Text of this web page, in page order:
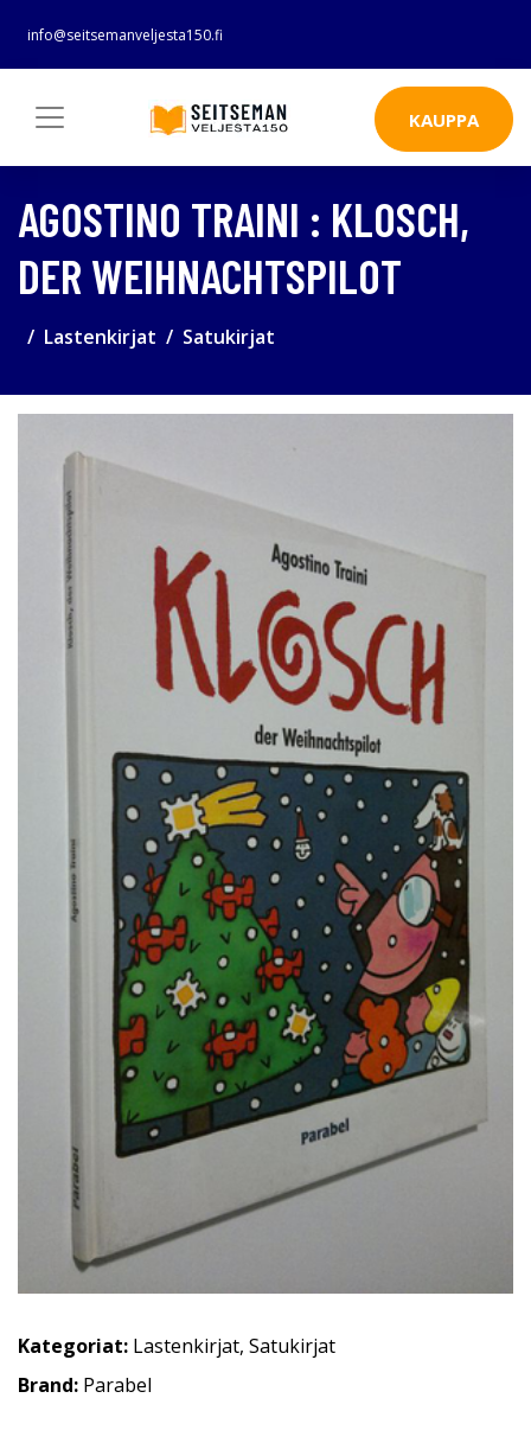
info@seitsemanveljesta150.fi
KAUPPA
AGOSTINO TRAINI : KLOSCH,
DER WEIHNACHTSPILOT
Lastenkirjat Satukirjat
Kategoriat: Lastenkirjat, Satukirjat
Brand: Parabel